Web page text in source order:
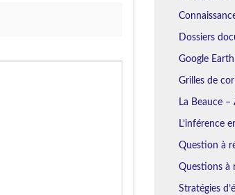
Dossiers
Google
Grilles de
La Beauce
L’inférence
Question à
Questions à
Stratégies